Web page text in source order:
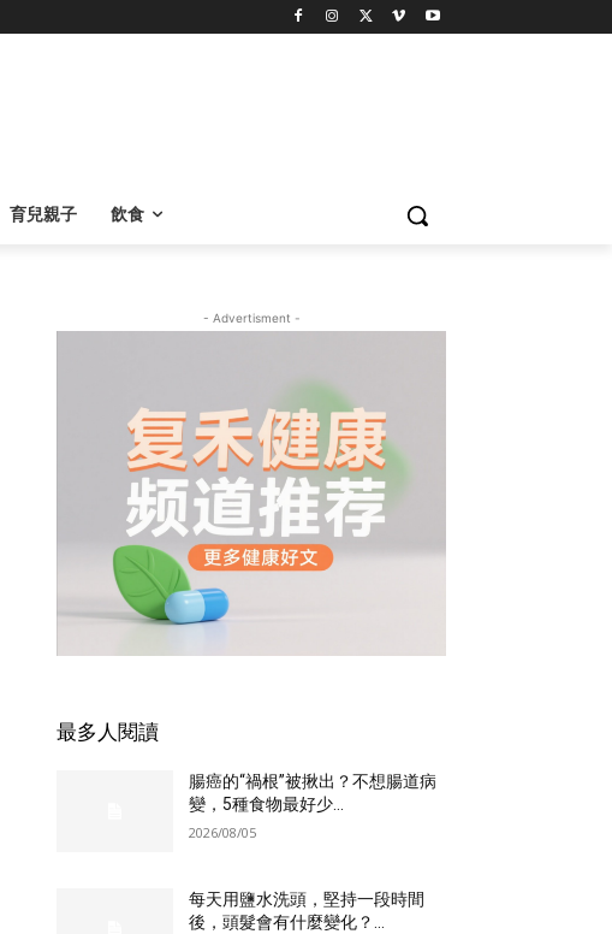
育兒親子 飲食
- Advertisment -
最多人閱讀
腸癌的“禍根”被揪出？不想腸道病
變，5種食物最好少...
2026/08/05
每天用鹽水洗頭，堅持一段時間
後，頭髮會有什麼變化？...